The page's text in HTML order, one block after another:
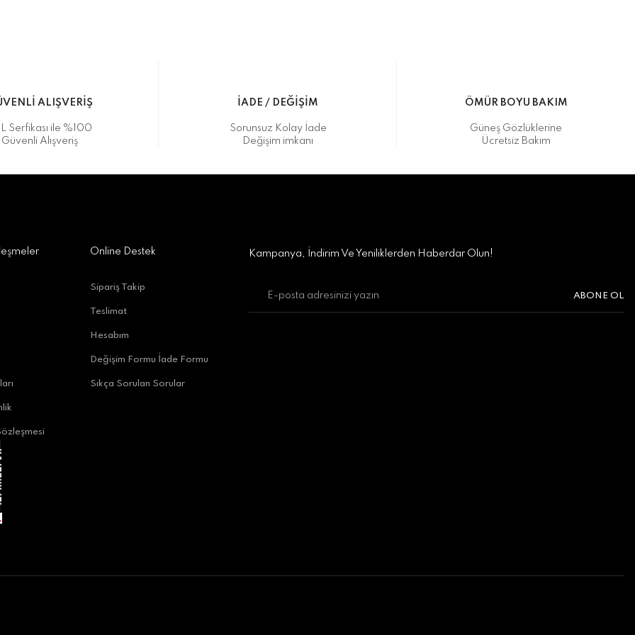
Antalya
ALIŞVERİŞ
Serfikası ile %100
Güvenli Alışveriş
İADE / DEĞİŞİM
Sorunsuz Kolay İade
Değişim imkanı
ÖMÜR BOYU BAKIM
Güneş Gözlüklerine
Ücretsiz Bakım
Online Destek
Sipariş Takip
Teslimat
Hesabım
Değişim Formu İade Formu
Sıkça Sorulan Sorular
Kampanya, İndirim Ve Yeniliklerden Haberdar Olun!
ABONE OL